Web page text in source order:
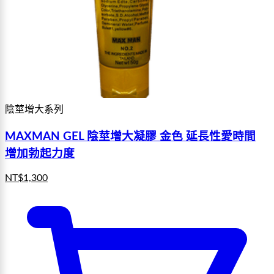
陰莖增大系列
MAXMAN GEL 陰莖增大凝膠 金色 延長性愛時間
增加勃起力度
NT$1,300